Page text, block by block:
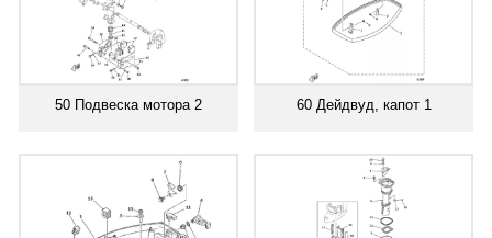
50 Подвеска мотора 2 60 Дейдвуд, капот 1